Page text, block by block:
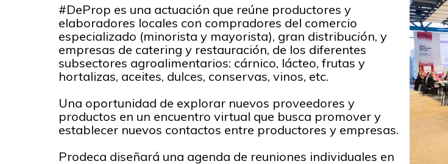
#DeProp es una actuación que reúne productores y
elaboradores locales con compradores del comercio
especializado (minorista y mayorista), gran distribución, y
empresas de catering y restauración, de los diferentes
subsectores agroalimentarios: cárnico, lácteo, frutas y
hortalizas, aceites, dulces, conservas, vinos, etc.
Una oportunidad de explorar nuevos proveedores y
productos en un encuentro virtual que busca promover y
establecer nuevos contactos entre productores y empresas.
Prodeca diseñará una agenda de reuniones individuales en